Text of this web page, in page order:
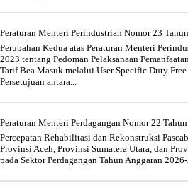
Peraturan Menteri Perindustrian Nomor 23
Perubahan Kedua atas Peraturan Menteri
2023 tentang Pedoman Pelaksanaan
Tarif Bea Masuk melalui User Specific Duty
Persetujuan antara...
Peraturan Menteri Perdagangan Nomor 22
Percepatan Rehabilitasi dan Rekonstruksi
Provinsi Aceh, Provinsi Sumatera Utara, dan
pada Sektor Perdagangan Tahun Anggaran